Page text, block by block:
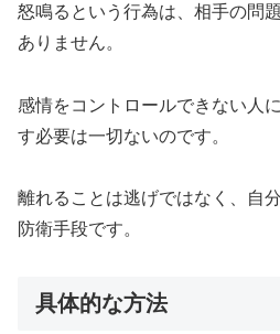
怒鳴るという行為は、相手の問
ありません。
感情をコントロールできない人
す必要は一切ないのです。
離れることは逃げではなく、自
防衛手段です。
具体的な方法